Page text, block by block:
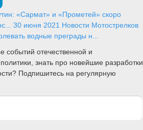
«Сармат» и «Прометей» скоро
30 июня 2021 Новости Мотострелков
водные преграды н...
событий отечественной и
знать про новейшие разработки
Подпишитесь на регулярную